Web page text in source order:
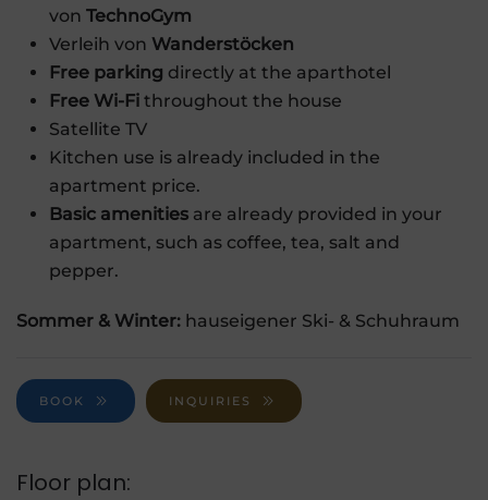
von TechnoGym
Verleih von Wanderstöcken
Free parking directly at the aparthotel
Free Wi-Fi throughout the house
Satellite TV
Kitchen use is already included in the
apartment price.
Basic amenities are already provided in your
apartment, such as coffee, tea, salt and
pepper.
Sommer & Winter: hauseigener Ski- & Schuhraum
BOOK INQUIRIES
Floor plan: